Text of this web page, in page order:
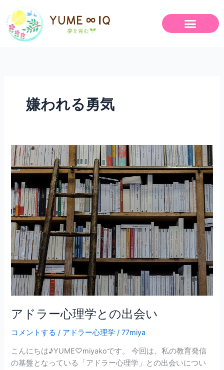
嫌われる勇気
アドラー心理学との出会い
コメントする / アドラー心理学 /77miya
こんにちは♪YUME♡miyakoです。 今回は、私の教育発信
の基盤となっている「アドラー心理学」との出会いについ
ア
ド
ラ
ー
心
理
学
と
の
出
会
い